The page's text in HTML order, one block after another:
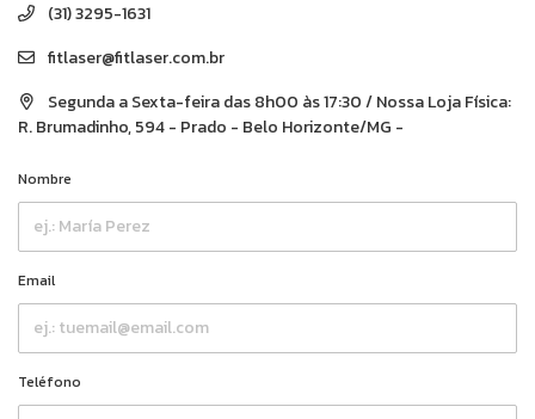
(31) 3295-1631
fitlaser@fitlaser.com.br
Segunda a Sexta-feira das 8h00 às 17:30 / Nossa Loja Física:
R. Brumadinho, 594 - Prado - Belo Horizonte/MG -
Nombre
Email
Teléfono